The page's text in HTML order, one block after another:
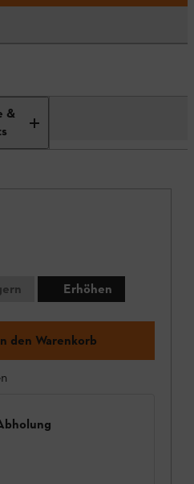
&
Erhöhen
den Warenkorb